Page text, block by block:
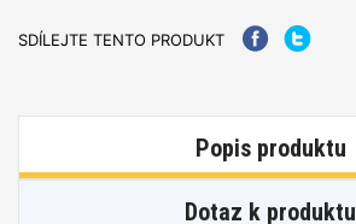
SDÍLEJTE TENTO PRODUKT
Popis produktu
Dotaz k produktu